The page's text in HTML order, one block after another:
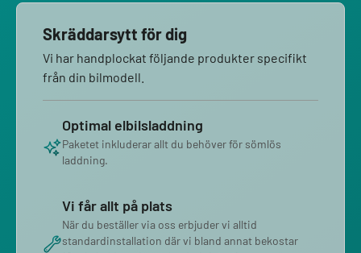
Skräddarsytt för dig
Vi har handplockat följande produkter specifikt
från din bilmodell.
Optimal elbilsladdning
Paketet inkluderar allt du behöver för sömlös
laddning.
Vi får allt på plats
När du beställer via oss erbjuder vi alltid
standardinstallation där vi bland annat bekostar